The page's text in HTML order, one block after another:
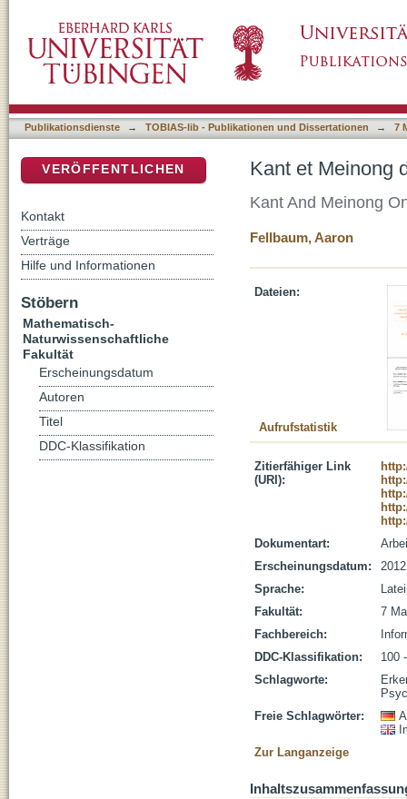
Publikationsdienste → TOBIAS-lib - Publikationen und Dissertationen → 7
Kant et Meinong
Kant And Meinong
Fellbaum, Aaron
Dateien:
Aufrufstatistik
Zitierfähiger Link
(URI):
Dokumentart:
Erscheinungsdatum:
2012
Sprache:
Fakultät:
7
Fachbereich:
DDC-Klassifikation:
100
Schlagworte:
Freie Schlagwörter:
Zur Langanzeige
VERÖFFENTLICHEN
Kontakt
Verträge
Hilfe und Informationen
Stöbern
Mathematisch-
Naturwissenschaftliche
Fakultät
Erscheinungsdatum
Autoren
Titel
DDC-Klassifikation